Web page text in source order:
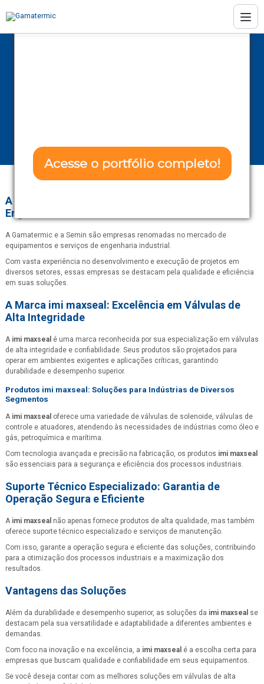
Acesse o portfólio completo!
A Gamatermic e a Semin: Especialistas em
Engenharia Industrial!
A Gamatermic e a Semin são empresas renomadas no mercado de
equipamentos e serviços de engenharia industrial.
Com vasta experiência no desenvolvimento e execução de projetos em
diversos setores, essas empresas se destacam pela qualidade e eficiência
em suas soluções.
A Marca imi maxseal : Excelência em Válvulas de
Alta Integridade
A imi maxseal é uma marca reconhecida por sua especialização em válvulas
de alta integridade e confiabilidade. Seus produtos são projetados para
operar em ambientes exigentes e aplicações críticas, garantindo
durabilidade e desempenho superior.
Produtos imi maxseal: Soluções para Indústrias de Diversos
Segmentos
A imi maxseal oferece uma variedade de válvulas de solenoide, válvulas de
controle e atuadores, atendendo às necessidades de indústrias como óleo e
gás, petroquímica e marítima.
Com tecnologia avançada e precisão na fabricação, os produtos imi maxseal
são essenciais para a segurança e eficiência dos processos industriais.
Suporte Técnico Especializado: Garantia de
Operação Segura e Eficiente
A imi maxseal não apenas fornece produtos de alta qualidade, mas também
oferece suporte técnico especializado e serviços de manutenção.
Com isso, garante a operação segura e eficiente das soluções, contribuindo
para a otimização dos processos industriais e a maximização dos
resultados.
Vantagens das Soluções
Além da durabilidade e desempenho superior, as soluções da imi maxseal se
destacam pela sua versatilidade e adaptabilidade a diferentes ambientes e
demandas.
Com foco na inovação e na excelência, a imi maxseal é a escolha certa para
empresas que buscam qualidade e confiabilidade em seus equipamentos.
Se você deseja contar com as melhores soluções em válvulas de alta